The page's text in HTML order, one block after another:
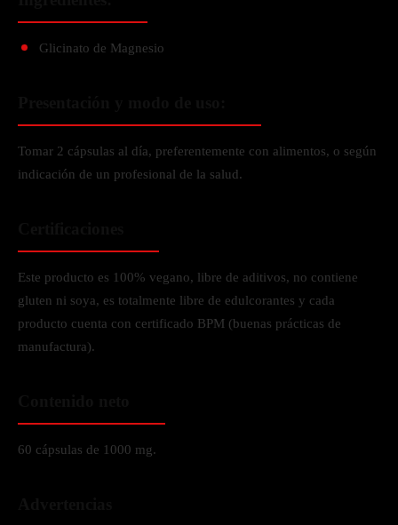
Glicinato de Magnesio
Tomar 2 cápsulas al día, preferentemente con alimentos, o según
indicación de un profesional de la salud.
Este producto es 100% vegano, libre de aditivos, no contiene
gluten ni soya, es totalmente libre de edulcorantes y cada
producto cuenta con certificado BPM (buenas prácticas de
manufactura).
60 cápsulas de 1000 mg.